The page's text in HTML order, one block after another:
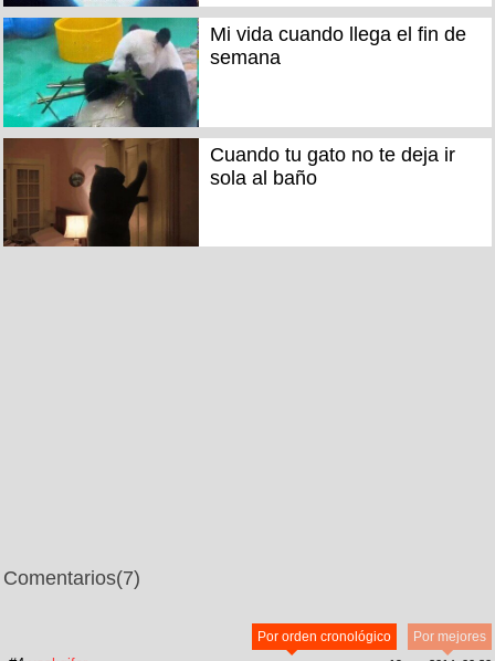
Mi vida cuando llega el fin de
semana
Cuando tu gato no te deja ir
sola al baño
Comentarios(7)
Por mejores
Por orden cronológico